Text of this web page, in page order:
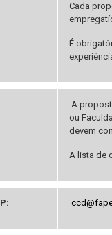
Cada
É
A
ou
devem
A lista de